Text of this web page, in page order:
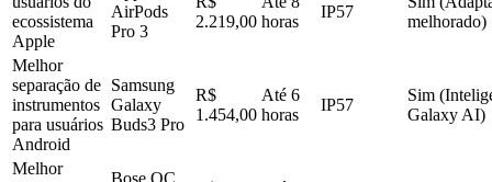
ecossistema
Apple
AirPods
Pro 3
2.219,00 horas
IP57
melhorado)
Melhor
separação de
instrumentos
para usuários
Android
Samsung
Galaxy
Buds3 Pro
R$
1.454,00
Até 6
horas
IP57
Sim
Galaxy AI)
Melhor
Bose QC